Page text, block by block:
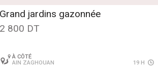
Grand jardins gazonnée
2 800 DT
À CÔTÉ
AIN ZAGHOUAN
19 H